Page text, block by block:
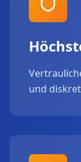
und